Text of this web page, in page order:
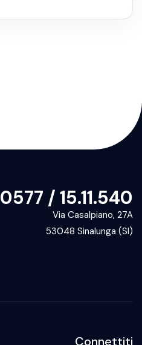
0577 / 15.11.540
Via Casalpiano, 27A
53048 Sinalunga (SI)
Connettiti